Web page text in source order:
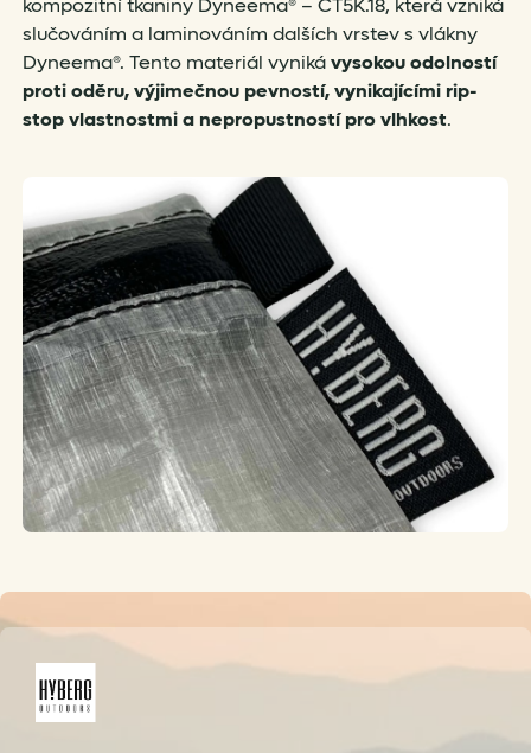
slučováním a laminováním dalších vrstev s vlákny
Dyneema®. Tento materiál vynikávysokou odolností
proti oděru, výjimečnou pevností, vynikajícími rip-
stop vlastnostmi a nepropustností pro vlhkost.